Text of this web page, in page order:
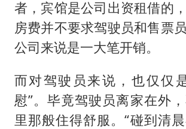
者，宾馆是公司出资租借的
房费并不要求驾驶员和售票
公司来说是一大笔开销。
而对驾驶员来说，也仅仅
慰”。毕竟驾驶员离家在外
里那般住得舒服。“碰到清